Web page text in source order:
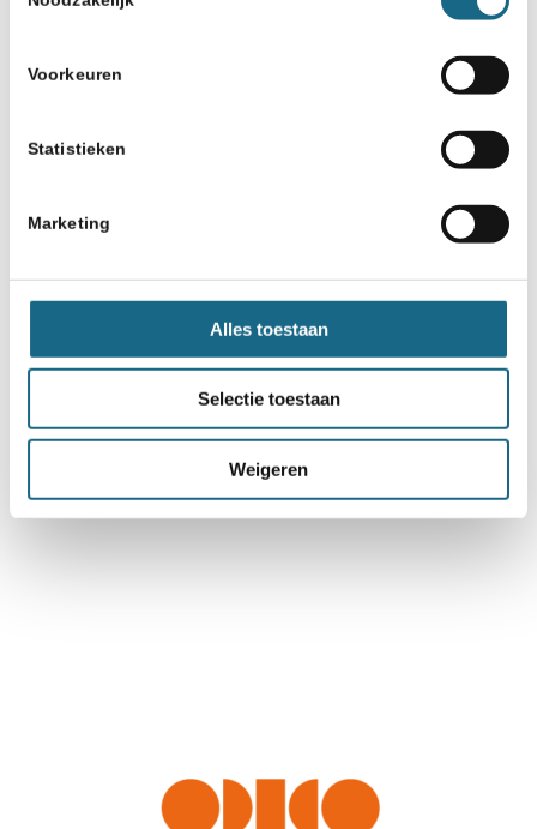
Voorkeuren
Statistieken
Marketing
Alles toestaan
Selectie toestaan
Weigeren